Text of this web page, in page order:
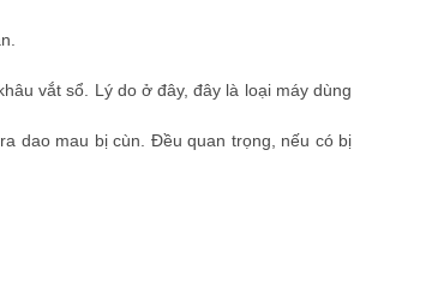
vắt sổ. Lý do ở đây, đây là loại máy dùng
dao mau bị cùn. Đều quan trọng, nếu có bị